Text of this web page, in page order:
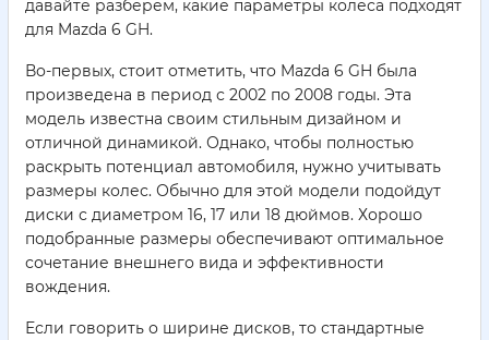
давайте разберем, какие параметры колеса подходят
для Mazda 6 GH.
Во-первых, стоит отметить, что Mazda 6 GH была
произведена в период с 2002 по 2008 годы. Эта
модель известна своим стильным дизайном и
отличной динамикой. Однако, чтобы полностью
раскрыть потенциал автомобиля, нужно учитывать
размеры колес. Обычно для этой модели подойдут
диски с диаметром 16, 17 или 18 дюймов. Хорошо
подобранные размеры обеспечивают оптимальное
сочетание внешнего вида и эффективности
вождения.
Если говорить о ширине дисков, то стандартные